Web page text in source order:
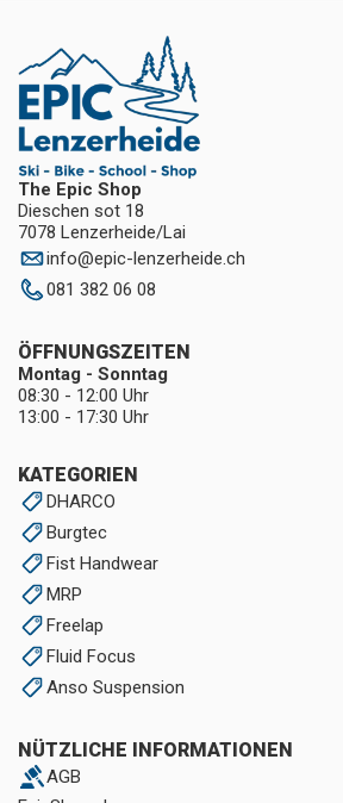
The Epic Shop
Dieschen sot 18
7078 Lenzerheide/Lai
info@epic-lenzerheide.ch
081 382 06 08
KATEGORIEN
DHARCO
Burgtec
Fist Handwear
MRP
Freelap
Fluid Focus
Anso Suspension
NÜTZLICHE INFORMATIONEN
AGB
ÖFFNUNGSZEITEN
Montag - Sonntag
08:30 - 12:00 Uhr
13:00 - 17:30 Uhr